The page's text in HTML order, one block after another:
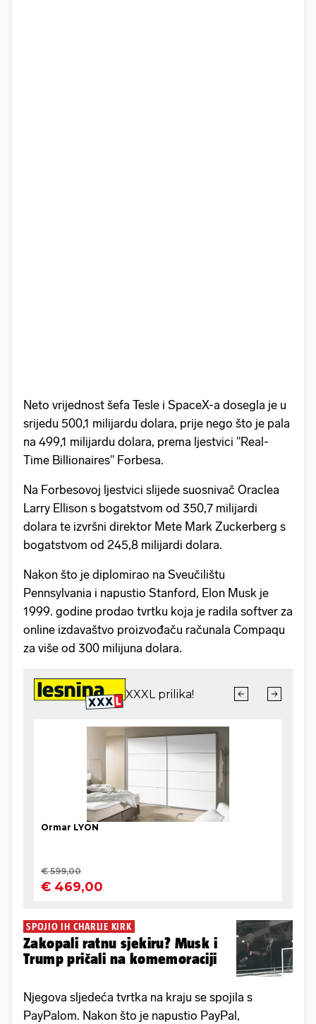
Neto vrijednost šefa Tesle i SpaceX-a dosegla je u
srijedu 500,1 milijardu dolara, prije nego što je pala
na 499,1 milijardu dolara, prema ljestvici "Real-
Time Billionaires" Forbesa.
Na Forbesovoj ljestvici slijede suosnivač Oraclea
Larry Ellison s bogatstvom od 350,7 milijardi
dolara te izvršni direktor Mete Mark Zuckerberg s
bogatstvom od 245,8 milijardi dolara.
Nakon što je diplomirao na Sveučilištu
Pennsylvania i napustio Stanford, Elon Musk je
1999. godine prodao tvrtku koja je radila softver za
online izdavaštvo proizvođaču računala Compaqu
za više od 300 milijuna dolara.
SPOJIO IH CHARLIE KIRK
Zakopali ratnu sjekiru? Musk i
Trump pričali na komemoraciji
Njegova sljedeća tvrtka na kraju se spojila s
PayPalom. Nakon što je napustio PayPal,